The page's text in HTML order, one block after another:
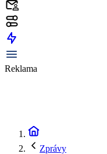
Reklama
Zprávy